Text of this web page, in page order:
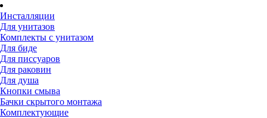
Инсталляции
Для унитазов
Комплекты с унитазом
Для биде
Для писсуаров
Для раковин
Для душа
Кнопки смыва
Бачки скрытого монтажа
Комплектующие